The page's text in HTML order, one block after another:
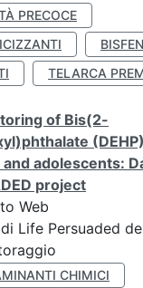
PRECOCE
TELARCA
of Bis(2-
adolescents:
project
Web
Life Persuaded
CHIMICI